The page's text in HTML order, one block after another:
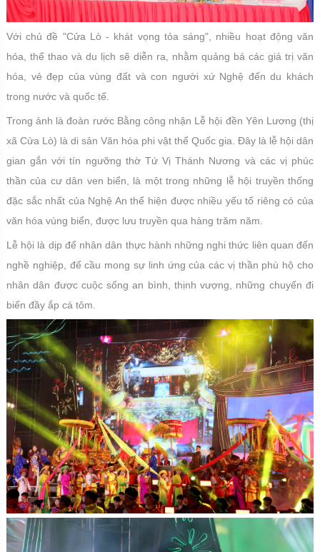
Với chủ đề "Cửa Lò - khát vọng tỏa sáng", nhiều hoạt động văn
hóa, thể thao và du lịch sẽ diễn ra, nhằm quảng bá các giá trị văn
hóa, vẻ đẹp của vùng đất và con người xứ Nghệ đến du khách
trong nước và quốc tế.
Trong ảnh là đoàn rước Bằng công nhận Lễ hội đền Yên Lương (thị
xã Cửa Lò) là di sản Văn hóa phi vật thể Quốc gia. Đây là lễ hội dân
gian gắn với tín ngưỡng thờ Tứ Vị Thánh Nương và các vị phúc
thần của cư dân ven biển, là một trong những lễ hội truyền thống
đặc sắc nhất của Nghệ An thể hiện được nhiều yếu tố riêng có của
văn hóa vùng biển, được lưu truyền qua hàng trăm năm.
Lễ hội là dịp để nhân dân thực hành những nghi thức liên quan đến
nghề nghiệp, để cầu mong sự linh ứng của các vị thần phù hộ cho
nhân dân được cuộc sống an bình, thịnh vượng, những chuyến đi
biển đầy ắp cá tôm.